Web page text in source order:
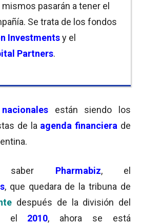
mismos pasarán a tener el
Se trata de los fondos
Investmentsy el
Partners.
están siendo los
de la agenda financiera de
saber Pharmabiz, el
, que quedara de la tribuna de
después de la división del
el 2010, ahora se está